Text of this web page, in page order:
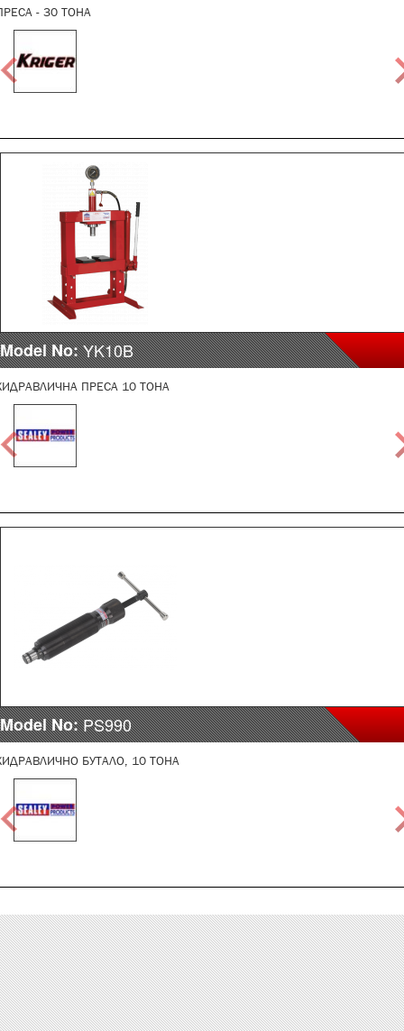
- 30 ТОНА
Model No:YK10B
ПРЕСА 10 ТОНА
Model No:PS990
БУТАЛО, 10 ТОНА